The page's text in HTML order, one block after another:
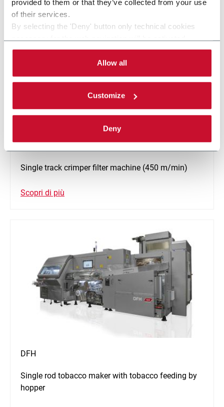
provided to them or that they’ve collected from your use
of their services.
By selecting the 'Deny' button only technical cookies
By selecting the 'Customize' button you can choose the
single categories of cookies to be activated.
Read the completecookie policy.
Allow all
Customize
Deny
DFC
Single track crimper filter machine (450 m/min)
Scopri di più
DFH
Single rod tobacco maker with tobacco feeding by
hopper